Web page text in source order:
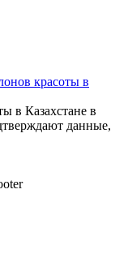
красоты в
в Казахстане в
данные,